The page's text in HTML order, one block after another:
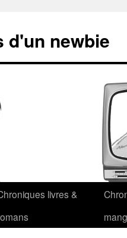
d'un newbie
livres &